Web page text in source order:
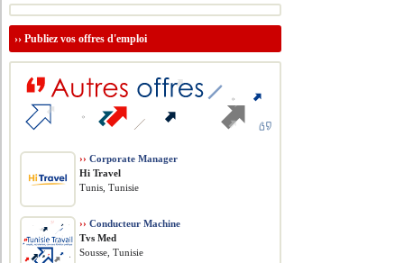
››Publiez vos offres d'emploi
›› Corporate Manager
Hi Travel
Tunis, Tunisie
›› Conducteur Machine
Tvs Med
Sousse, Tunisie